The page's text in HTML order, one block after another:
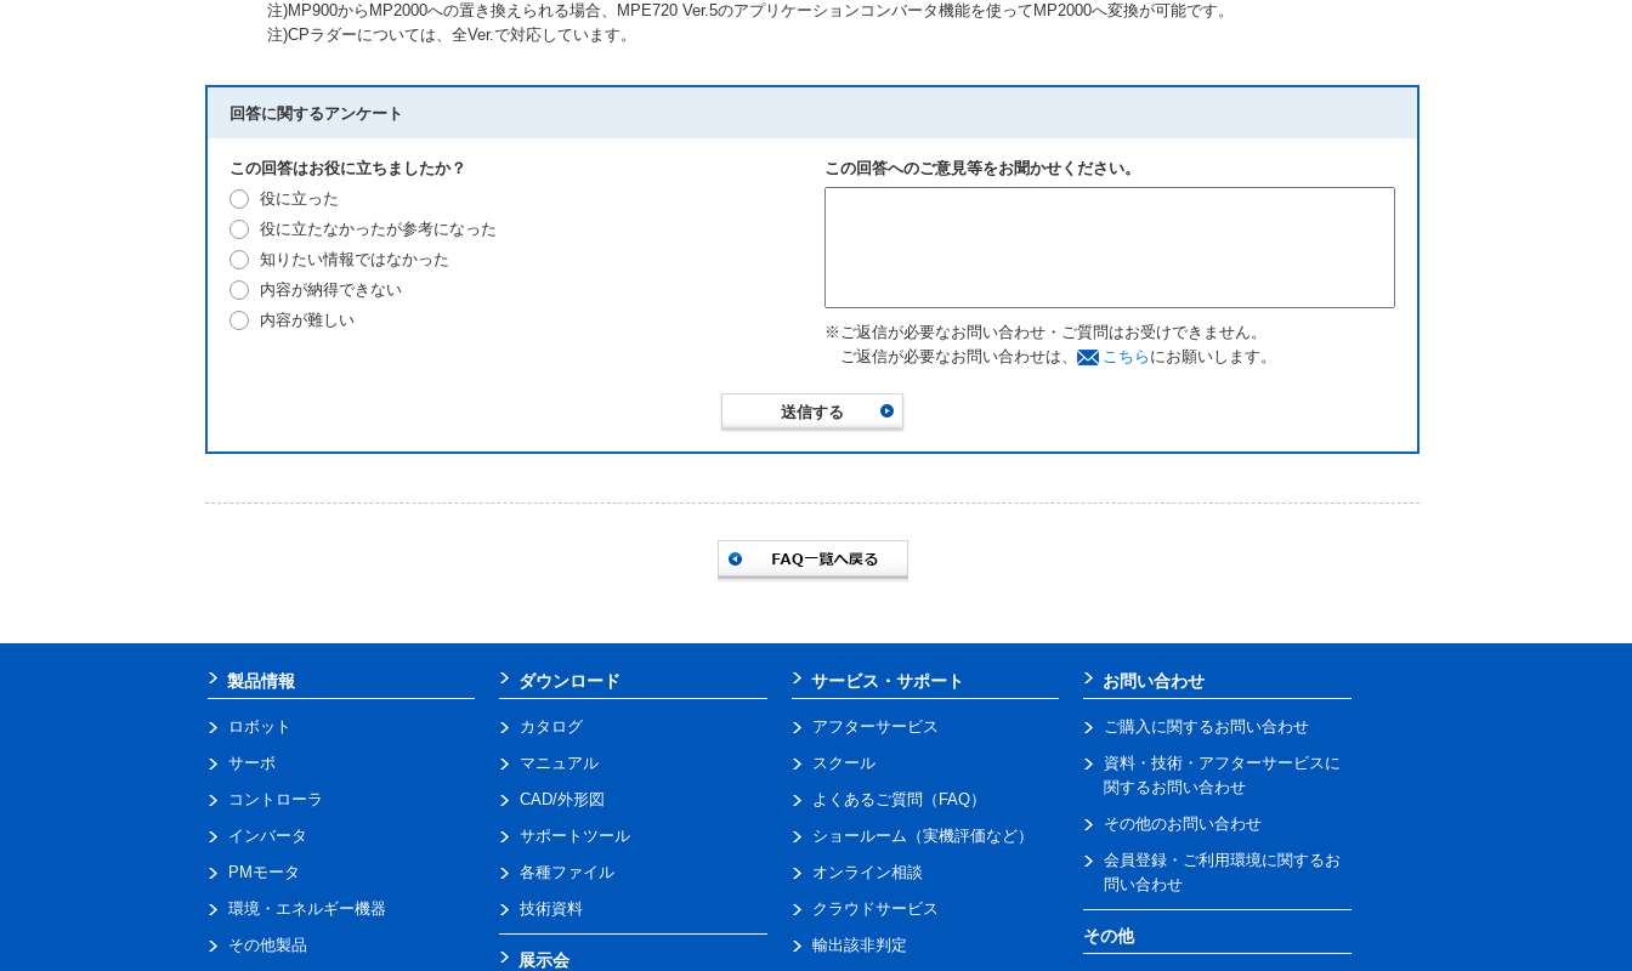
注)MP900からMP2000への置き換えられる場合、MPE720 Ver.5のアプリケーションコンバータ機能を使ってMP2000へ変換が可能です。
注)CPラダーについては、全Ver.で対応しています。
回答に関するアンケート
この回答はお役に立ちましたか？
役に立った
役に立たなかったが参考になった
知りたい情報ではなかった
内容が納得できない
内容が難しい
この回答へのご意見等をお聞かせください。
※ご返信が必要なお問い合わせ・ご質問はお受けできません。
ご返信が必要なお問い合わせは、
こちら にお願いします。
製品情報
ロボット
サーボ
コントローラ
インバータ
PMモータ
環境・エネルギー機器
その他製品
ダウンロード
カタログ
マニュアル
CAD/外形図
サポートツール
各種ファイル
技術資料
展示会
サービス・サポート
アフターサービス
スクール
よくあるご質問（FAQ）
ショールーム（実機評価など）
オンライン相談
クラウドサービス
輸出該非判定
お問い合わせ
ご購入に関するお問い合わせ
資料・技術・アフターサービスに
関するお問い合わせ
その他のお問い合わせ
会員登録・ご利用環境に関するお
問い合わせ
その他